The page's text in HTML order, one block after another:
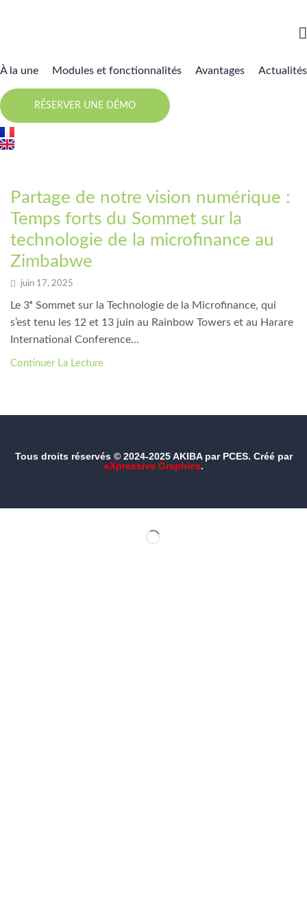
À la une Modules et fonctionnalités Avantages Actualités
RÉSERVER UNE DÉMO
Partage de notre vision numérique :
Temps forts du Sommet sur la
technologie de la microfinance au
Zimbabwe
juin 17, 2025
Le 3ᵉ Sommet sur la Technologie de la Microfinance, qui
s’est tenu les 12 et 13 juin au Rainbow Towers et au Harare
International Conference...
Continuer La Lecture
Tous droits réservés © 2024-2025 AKIBA par PCES. Créé par
eXpressive Graphics.